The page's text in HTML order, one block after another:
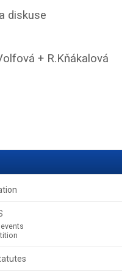
diskuse
+ R.Kňákalová